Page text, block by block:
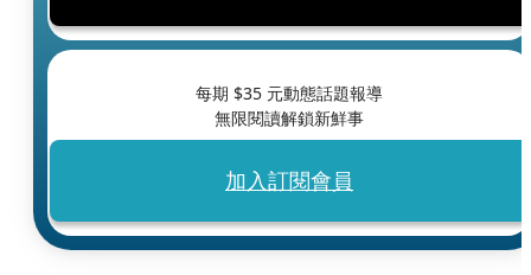
每期 $35 元動態話題報導
無限閱讀解鎖新鮮事
加入訂閱會員